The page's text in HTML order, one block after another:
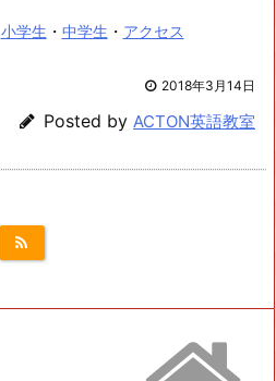
小学生 ・ 中学生 ・ アクセス
2018年3月14日
Posted by ACTON英語教室